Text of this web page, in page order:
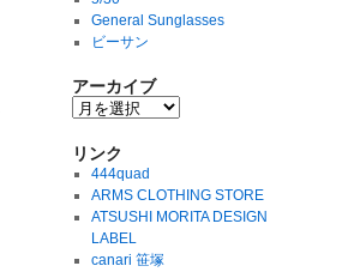
General Sunglasses
ビーサン
アーカイブ
リンク
444quad
ARMS CLOTHING STORE
ATSUSHI MORITA DESIGN
LABEL
canari 笹塚